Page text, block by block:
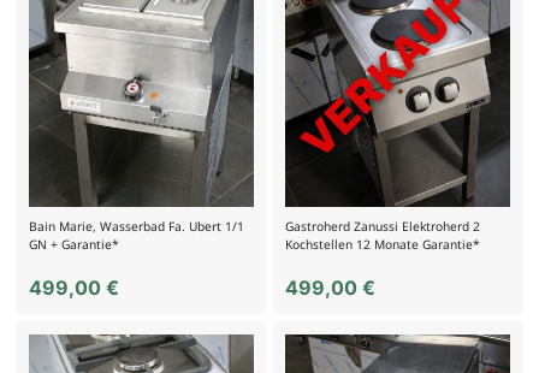
Bain Marie, Wasserbad Fa. Ubert 1/1
GN + Garantie*
499,00 €
Gastroherd Zanussi Elektroherd 2
Kochstellen 12 Monate Garantie*
499,00€